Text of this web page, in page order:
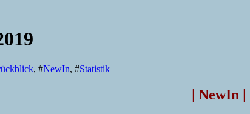
, #NewIn, #Statistik
| NewIn |